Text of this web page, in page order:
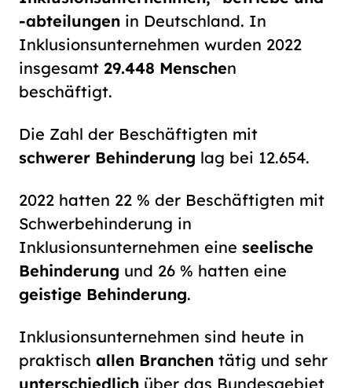
-abteilungen in Deutschland. In
Inklusionsunternehmen wurden 2022
insgesamt 29.448 Menschen
beschäftigt.
Die Zahl der Beschäftigten mit
schwerer Behinderung lag bei 12.654.
2022 hatten 22 % der Beschäftigten mit
Schwerbehinderung in
Inklusionsunternehmen eine seelische
Behinderung und 26 % hatten eine
geistige Behinderung.
Inklusionsunternehmen sind heute in
praktisch allen Branchen tätig und sehr
unterschiedlich über das Bundesgebiet